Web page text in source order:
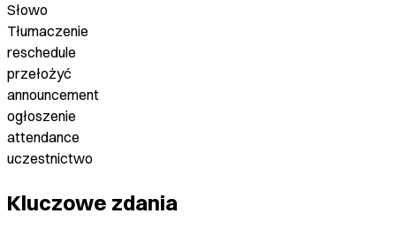
Słowo
Tłumaczenie
reschedule
przełożyć
announcement
ogłoszenie
attendance
uczestnictwo
Kluczowe zdania